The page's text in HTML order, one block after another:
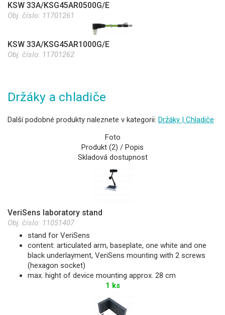
KSW 33A/KSG45AR0500G/E
Obj. číslo: 11701261
KSW 33A/KSG45AR1000G/E
Obj. číslo: 11701262
Držáky a chladiče
Další podobné produkty naleznete v kategorii: Držáky | Chladiče
Foto
Produkt (2) / Popis
Skladová dostupnost
VeriSens laboratory stand
Obj. číslo: 11051407
stand for VeriSens
content: articulated arm, baseplate, one white and one
black underlayment, VeriSens mounting with 2 screws
(hexagon socket)
max. hight of device mounting approx. 28 cm
1 ks